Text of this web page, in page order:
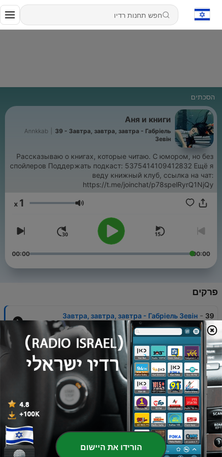
הסכתים
Аня и книги
Annkkab
39 - Завтра, завтра, завтра - Габріель
Зевін
Рассказываю о книгах, которые читаю. С юмором, но без
спойлеров Поддержать подкаст: 5375414109412832 Ещё я
веду книжный клуб, ссылка на чат:
https://t.me/joinchat/p78spelRyrQ1NjQy
עוצמת שמע 1
00:00
00:00
פרקים
39
-
Завтра, завтра, завтра - Габріель Зевін
26 אוג' 2025
38
-
Стівен Кінг - Full dark, no stars
17 אוג' 2025
37
«Цирцея» Медлін Міллер
13 אוג' 2024
36
Стюарт Тьортон «7 смертей Івлін Гардкасл»
22 יולי 2024
35
-
Кларіса Пінкола Естес - Жінки, що біжать з
вовками
הורידו את היישום